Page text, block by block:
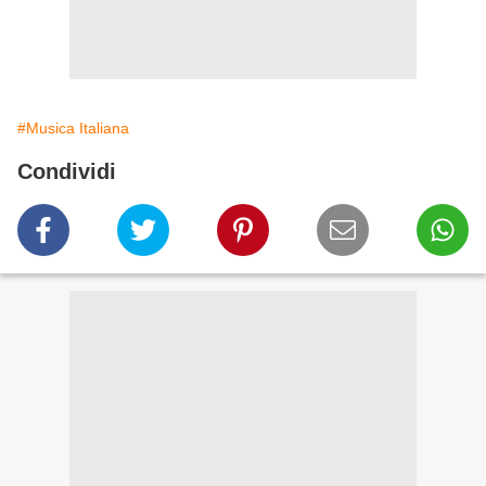
#Musica Italiana
Condividi